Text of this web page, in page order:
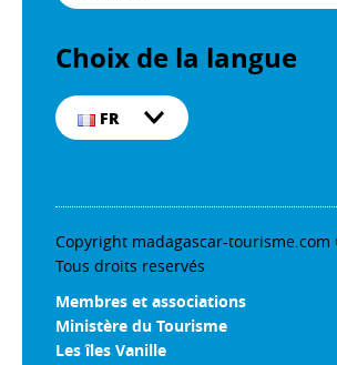
Choix de la langue
FR
Copyright madagascar-tourisme.com
Tous droits reservés
Membres et associations
Ministère du Tourisme
Les îles Vanille